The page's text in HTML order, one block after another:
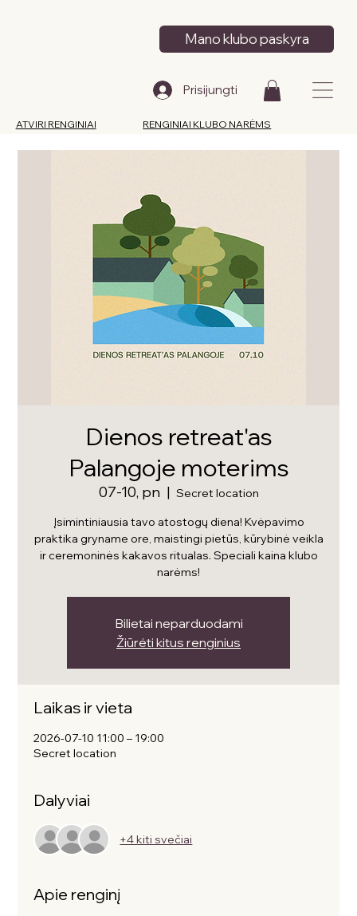
Mano klubo paskyra
Prisijungti
ATVIRI RENGINIAI RENGINIAI KLUBO NARĖMS
Dienos retreat'as
Palangoje moterims
07-10, pn
  |
Secret location
Įsimintiniausia tavo atostogų diena! Kvėpavimo
praktika gryname ore, maistingi pietūs, kūrybinė veikla
ir ceremoninės kakavos ritualas. Speciali kaina klubo
narėms!
Bilietai neparduodami
Žiūrėti kitus renginius
Laikas ir vieta
2026-07-10 11:00 – 19:00
Secret location
Dalyviai
+4 kiti svečiai
Apie renginį